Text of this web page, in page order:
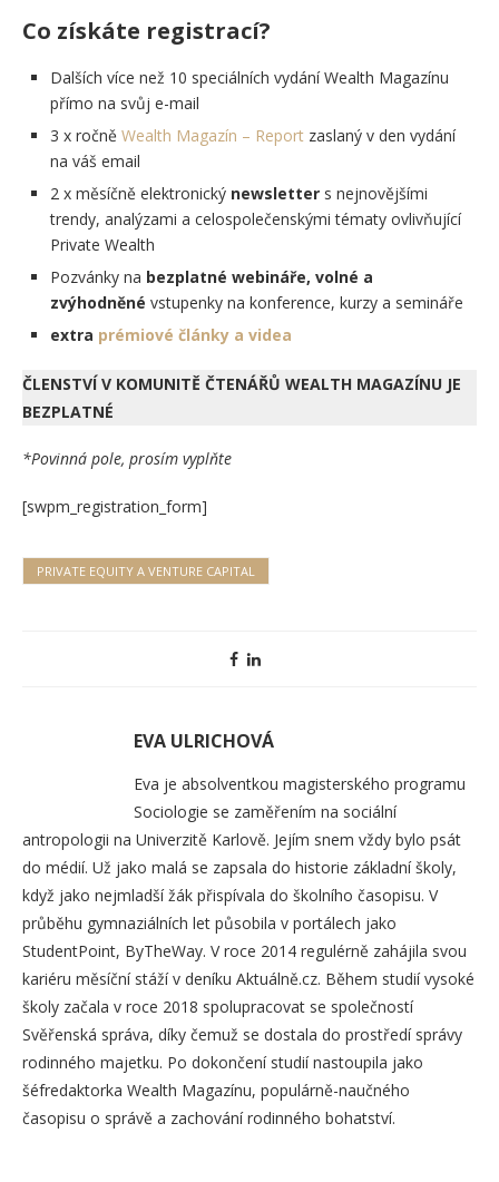
Co získáte registrací?
Dalších více než 10 speciálních vydání Wealth Magazínu
přímo na svůj e-mail
3 x ročně Wealth Magazín – Report zaslaný v den vydání
na váš email
2 x měsíčně elektronický newsletter s nejnovějšími
trendy, analýzami a celospolečenskými tématy ovlivňující
Private Wealth
Pozvánky na bezplatné webináře, volné a
zvýhodněné vstupenky na konference, kurzy a semináře
extra prémiové články a videa
ČLENSTVÍ V KOMUNITĚ ČTENÁŘŮ WEALTH MAGAZÍNU JE
BEZPLATNÉ
*Povinná pole, prosím vyplňte
[swpm_registration_form]
PRIVATE EQUITY A VENTURE CAPITAL
EVA ULRICHOVÁ
Eva je absolventkou magisterského programu
Sociologie se zaměřením na sociální
antropologii na Univerzitě Karlově. Jejím snem vždy bylo psát
do médií. Už jako malá se zapsala do historie základní školy,
když jako nejmladší žák přispívala do školního časopisu. V
průběhu gymnaziálních let působila v portálech jako
StudentPoint, ByTheWay. V roce 2014 regulérně zahájila svou
kariéru měsíční stáží v deníku Aktuálně.cz. Během studií vysoké
školy začala v roce 2018 spolupracovat se společností
Svěřenská správa, díky čemuž se dostala do prostředí správy
rodinného majetku. Po dokončení studií nastoupila jako
šéfredaktorka Wealth Magazínu, populárně-naučného
časopisu o správě a zachování rodinného bohatství.